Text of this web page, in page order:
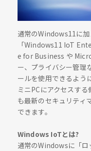
通常のWindows11に
「Windows11 IoT
e for Business や
ー、プライバシー管理
ールを使用できるよう
ミニPCにアクセスす
も最新のセキュリティ
できます。
Windows IoTとは?
通常のWindowsに「ロ